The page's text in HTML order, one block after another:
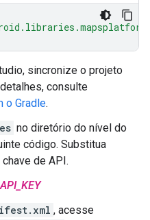
sincronize o projeto
consulte
o Gradle.
no diretório do nível do
código. Substitua
de API.
, acesse